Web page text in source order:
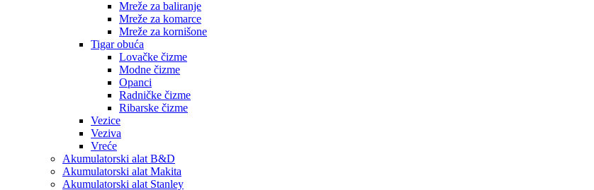
Mreže za baliranje
Mreže za komarce
Mreže za kornišone
Tigar obuća
Lovačke čizme
Modne čizme
Opanci
Radničke čizme
Ribarske čizme
Vezice
Veziva
Vreće
Akumulatorski alat B&D
Akumulatorski alat Makita
Akumulatorski alat Stanley